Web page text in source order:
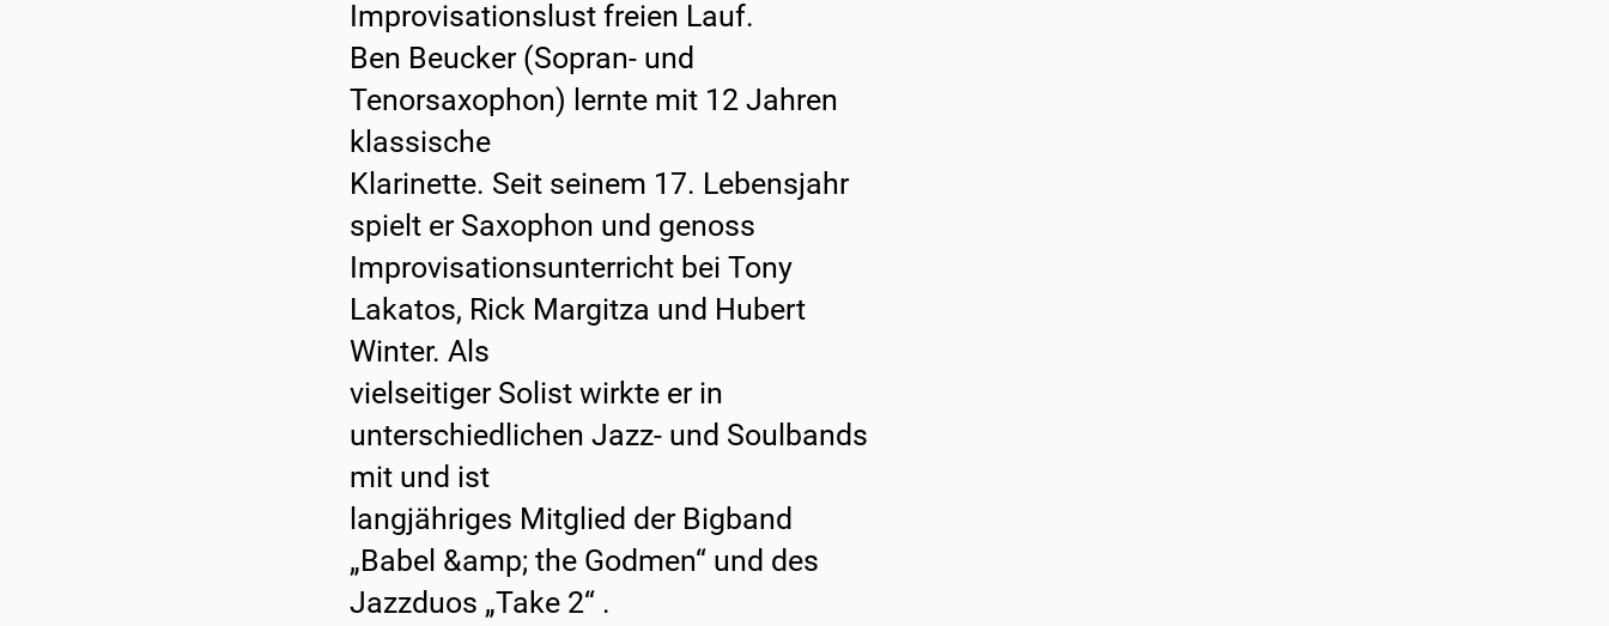
Improvisationslust freien Lauf.
Ben Beucker (Sopran- und
Tenorsaxophon) lernte mit 12 Jahren
klassische
Klarinette. Seit seinem 17. Lebensjahr
spielt er Saxophon und genoss
Improvisationsunterricht bei Tony
Lakatos, Rick Margitza und Hubert
Winter. Als
vielseitiger Solist wirkte er in
unterschiedlichen Jazz- und Soulbands
mit und ist
langjähriges Mitglied der Bigband
„Babel &amp; the Godmen“ und des
Jazzduos „Take 2“ .